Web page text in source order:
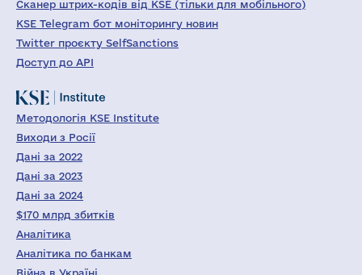
Сканер штрих-кодів від KSE (тільки для мобільного)
KSE Telegram бот моніторингу новин
Twitter проєкту SelfSanctions
Доступ до API
Методологія KSE Institute
Виходи з Росії
Дані за 2022
Дані за 2023
Дані за 2024
$170 млрд збитків
Аналітика
Аналітика по банкам
Війна в Україні